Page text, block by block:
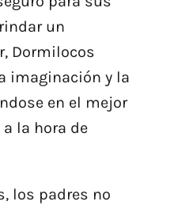
un
Dormilocos
imaginación y la
en el mejor
la hora de
los padres no